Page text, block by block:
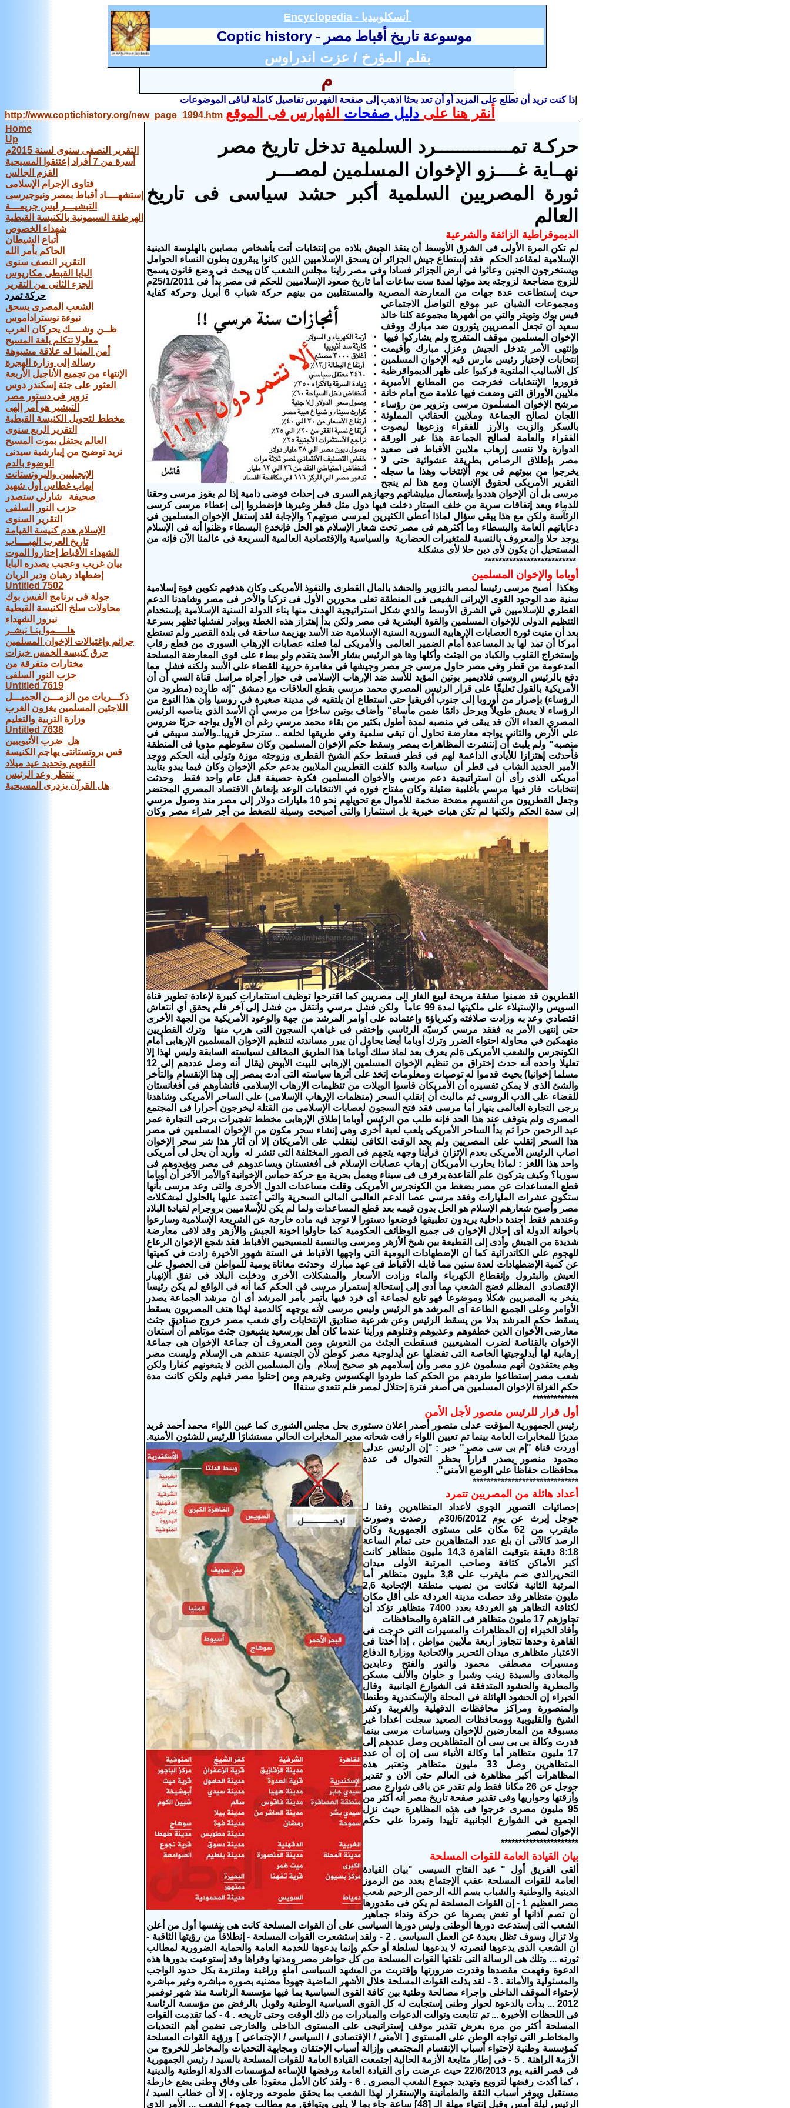
Encyclopedia - أنسكلوبيديا
موسوعة تاريخ أقباط مصر-
Coptic history
بقلم المؤرخ / عزت اندراوس
م
ذا كنت تريد أن تطلع على المزيد أو أن تعد بحثا اذهب إلى صفحة الفهرس تفاصيل كاملة لباقى الموضوعات
أنقر هنا على دليل صفحات الفهارس فى الموقع http://www.coptichistory.org/new_page_1994.htm
Home
Up
التقرير النصفى سنوى لسنة 2015م
أسرة من 7 أفراد إعتنقوا المسيحية
القزم الجالس
فتاوى الإجرام الإسلامى
إستشهــــاد أقباط بمصر ونيوجيرسى
التبشيـــر ليس جريمـــة
الهرطقة السيمونية بالكنيسة القبطية
شهداء الخصوص
أتباع الشيطان
الحاكم بأمر الله
التقرير النصف سنوى
البابا القبطى مكاريوس
الجزء الثانى من التقرير
حركة تمرد
الشعب المصرى يسحق
نبوءة نوستراداموس
ظــن وشــــك يحركان الغرب
معلولا تتكلم بلغة المسيح
أمن المنيا له علاقة مشبوهة
رسالة إلى وزارة الهجرة
الإنتهاء من تجميع الأناجيل الأربعة
العثور على جثة إسكندر دوس
تزوير فى دستور مصر
التبشير هو أمر إلهى
مخطط لتحويل الكنيسة القبطية
التقرير الربع سنوى
العالم يحتفل بموت المسيح
نريد توضيح من إيبارشية سيدنى
الوضوء بالدم
الإنجيليين والبروتستانت
إيهاب غطاس أول شهيد
صحيفة ‫ شارلي ستصدر
حزب النور السلفى
التقرير السنوى
الإسلام هدم كنيسة القيامة
تاريخ العرب الهبــــاب
الشهداء الأقباط إختاروا الموت
بيان غريب وعجيب يصدره البابا
إضطهاد رهبان ودير الريان
Untitled 7502
جولة فى برنامج الفيس بوك
محاولات سلخ الكنيسة القبطية
نيروز الشهداء
هلــــموا بنـا نبشـر
جرائم وإغتيالات الإخوان المسلمين
حرق كنيسة الخمس خبزات
مختارات متفرقة من
حزب النور السلفى
Untitled 7619
ذكـــريات من الزمـــن الجميـــل
اللاجئين المسلمين يغزون الغرب
وزارة التربية والتعليم
Untitled 7638
هل ضرب الأثيوبيين
قس بروتستانتى يهاجم الكنيسة
التقويم وتحديد عيد ميلاد
ننتظر وعد الرئيس
هل القرآن يزدرى المسيحية
حركـة تمــــــــــــــرد السلمية تدخل تاريخ مصر
نهــاية غــــزو الإخوان المسلمين لمصـــر
ثورة المصريين السلمية أكبر حشد سياسى فى تاريخ
العالم
الديموقراطية الزائفة والشرعية
لم تكن المرة الأولى فى الشرق الأوسط أن ينقذ الجيش بلاده من إنتخابات أتت يأشخاص مصابين بالهلوسة الدينية
الإسلامية لمقاعد الحكم فقد إستطاع جيش الجزائر أن يسحق الإسلاميين الذين كانوا يبقرون بطون النساء الحوامل
ويستخرجون الجنين وعاثوا فى أرض الجزائر فسادا وفى مصر راينا مجلس الشعب كان يبحث فى وضع قانون يسمح
للزوج مضاجعة لزوجته بعد موتها لمدة ست ساعات أما تاريخ صعود الإسلاميين للحكم فى مصر بدأ فى 25/1/2011م
حيث إستطاعت عدة جهات من المعارضة المصرية والمستقليين من بينهم حركة شباب 6 أبريل وحركة كفاية
ومجموعات الشبان عبر
موقع التواصل الاجتماعي
فيس بوك وتويتر والتي من أشهرها مجموعة كلنا خالد
سعيد أن تجعل المصريين يثورون ضد مبارك ووقف
الإخوان المسلمين موقف المتفرج ولم يشاركوا فيها
وإنتهى الأمر بتدخل الجيش وعزل مبارك وأقيمت
إنتخابات لإختيار رئيس مارس فيه ألإخوان المسلمين
كل الأساليب الملتوية فركبوا على ظهر الديمواقرظية
فزوروا الإنتخابات فخرجت من المطابع الأميرية
ملايين الأوراق التى وضعت فيها علامة صح أمام خانة
مرشح الإخوان المسلمون مرسى وتزوير من رؤساء
اللجان لصالح الجماعة وملايين الحقائب المملوئة
بالسكر والزيت والأرز للفقراء وزعوها ليصوت
الفقراء والعامة لصالح الجماعة هذا غير الورقة
الدوارة ولا ننسى إرهاب ملايين الأقباط فى صعيد
مصر بإطلاق الرصاص بطريقة عشوائية حتى لا
يخرجوا من بيوتهم فى يوم ألإنتخاب وهذا ما سجله
التقرير الأمريكى لحقوق الإنسان ومع هذا لم ينجح
مرسى بل أن ألإخوان هددوا يإستعمال ميليشاتهم وجهازهم السرى فى إحداث فوضى دامية إذا لم يفوز مرسى وحقنا
للدماء وبعد إتفاقات سرية من خلف الستار دخلت فيها دول مثل قطر وغيرها فإضطروا إلى إعطاء مرسى كرسى
الرئآسة ولكن مع هذا يبقى سؤال لماذا أعطى الكثيرين لمرسى صوتهم؟ والإجابة لقد إستغل الإخوان المسلمين فى
دعاياتهم العامة والبسطاء وما أكثرهم فى مصر تحت شعار الإسلام هو الحل فإنخدع البسطاء وظنوا أنه فى الإسلام
يوجد حلا والمعروف بالنسبة للمتغيرات الحضارية والسياسية والإقتصادية العالمية السريعة فى عالمنا الآن فإنه من
المستحيل أن يكون لأى دين حلا لأى مشكلة
**************************
أوباما والإخوان المسلمين
وهكذا أصبح مرسى رئيسا لمصر بالتزوير والحشد بالمال القطرى والنفوذ الأمريكى وكان هدفهم تكوين قوة إسلامية
سنية ضد الوجود القوى الإيرانى الشيعى فى المنطقة تعلى محورين الأول فى تركيا والأخر فى مصروشاهدنا الدعم
القطري للإسلاميين في الشرق الأوسط والذي شكل استراتيجية الهدف منها بناء الدولة السنية الإسلامية بإستخدام
التنظيم الدولى للإخوان المسلمين والقوة البشرية فى مصرولكن بدأ إهتزاز هذه الخطة وبوادر لفشلها تظهر بسرعة
بعد أن منيت ثورة العصابات الإرهابية السورية السنية الإسلامية ضد الأسد بهزيمة ساحقة فى بلدة القصير ولم تستطع
أمركا أن تمد لها يد المساعدة أمام الضمير العالمى والأمريكى لما فعلته عصابات الإرهاب السورى من قطع رقاب
وإستخراج القلوب والكباد من الجثث وأكلها وها هو الرئيس بشار الأسد يتقدم ولو ببطء على قوى المعارضة المسلحة
المدعومة من قطر وفى مصر حاول مرسى جر مصر وجيشها فى مغامرة حربية للقضاء على الأسد ولكنه فشل مما
دفع بالرئيس الروسى فلاديمير بوتين المؤيد للأسد ضد الإرهاب الإسلامى فى حوار أجراه مراسل قناة السي أن أن
الأمريكية بالقول تعليقًا على قرار الرئيس المصري محمد مرسي بقطع العلاقات مع دمشق "إنه طارده (مطرود من
الرؤساء) بإصرار من أوروبا إلى جنوب أفريقيا حتى استطاع أن يلتقيه في مدينة صغيرة في روسيا وأن هذا النوع من
الرؤساء لا يعيش طويلاً ويرحل دائمًا ضمن مأساة" وأضاف بوتين ساخرًا من مرسي أن الأسد الذي يناصبه الرئيس
المصري العداء الآن قد يبقى في منصبه لمدة أطول بكثير من بقاء محمد مرسي رغم أن الأول يواجه حربًا ضروس
على الأرض والثاني يواجه معارضة تحاول أن تبقى سلمية وفي طريقها لخلعه .. سترحل قريبا..والأسد سيبقى فى
منصبه" ولم يلبث أن إنتشرت المظاهرات بمصر وسقط حكم الإخوان المسلمين وكان سقوطهم مدويا فى المنطقة
فأحدثت إهتزازا للأيادى الداعمة لهم فى قطر فسقط حكم الشيخ القطرى وزوجته موزة وتولى أبنه الحكم ووجد
الأمير الجديد الشاب فى قطر أن سياسة والدة كلفت القطريين الملايين بدعم حكم الإخوان وكان فيما يبدو بتأييد
أمريكى الذى رأى أن استراتيجية دعم مرسي والأخوان المسلمين فكرة حصيفة قبل عام واحد فقط وحدثت
إنتخابات فاز فيها مرسي بأغلبية ضئيلة وكان مفتاح فوزه في الانتخابات الوعد بإنعاش الاقتصاد المصري المحتضر
وجعل القطريون من أنفسهم مضخة ضخمة للأموال مع تحويلهم نحو 10 مليارات دولار إلى مصر منذ وصول مرسي
إلى سدة الحكم ولكنها لم تكن هبات خيرية بل استثمارا والتى أصبحت وسيلة للضغط من أجر شراء مصر وكان
القطريون قد ضمنوا صفقة مربحة لبيع الغاز الى مصريين كما اقترحوا توظيف استثمارات كبيرة لإعادة تطوير قناة
السويس والإستيلاء على ملكيتها لمدة 99 عاماً ولكن فشل مرسي وانتقل من فشل إلى آخر فلم يحقق أي انتعاش
اقتصادي وعد به وزادت صلافته وكبرياؤة وإعتماده على أوامر المرشد من جهة والوعود الأمريكية من الجهة الأخرى
حتى إنتهى الأمر به ففقد مرسي كرسيّه الرئاسي وإختفى فى غياهب السجون التى هرب منها وترك القطريين
منهمكين في محاولة احتواء الضرر وترك أوباما أيضا يحاول أن يبرر مساندته لتنظيم الإخوان المسلمين الإرهابى أمام
الكونجرس والشعب الأمريكى ةلم يعرف بعد لماذ سلك أوباما هذا الطريق المخالف لسياسته السابقة وليس لهذا إلا
تعليلا واحده أنه حدث إختراق من تنظيم الإخوان المسلمين الإرهابى للبيت الأبيض (يقال أنه وصل عددهم إلى 12
مسلما إخوانيا) بحيث قدموا له توصيات ومعلومات إتخذ على أثرها سياسته التى أدت بمصر إلى هذا الإنقسام والتأخر
والشئ الذى لا يمكن تفسيره أن الأمريكان قاسوا الويلات من تنظيمات الإرهاب الإسلامى فأنشأوهم فى أفغانستان
للقضاء على الدب الروسى ثم مالبث أن إنقلب السحر (منظمات الإرهاب الإسلامى) على الساحر الأمريكى وشاهدنا
برجى التجارة العالمى ينهار أما مرسى فقد فتح السجون لعصابات الإسلامى من القتلة ليخرجون أحرارا فى المجتمع
المصرى ولم يتوقف عند هذا الحد فإنه طلب من الرئيس أوباما إطلاق الإرهابى مخطط تفجيرات برجى التجارة عمر
عبد الرحمن حرا ثم بدأ الساحر الأمريكى يلعب لعبة أخرى وهى إنشاء سحر مكون من الإخوان المسلمين فى مصر
هذا السحر إنقلب على المصريين ولم يجد الوقت الكافى لينقلب على الأمريكان إلا أن آثار هذا شر سحر الإخوان
اصاب الرئيس الأمريكى بعدم الإتزان فرأينا وجهه يتجهم فى الصور المختلفة التى تنشر له وأريد أن يحل لى أمريكى
واحد هذا اللغز : لماذا يحارب الأمريكان إرهاب عصابات الإسلام فى أفغنستان ويساعدوهم فى مصر ويؤيدوهم فى
سوريا؟ وكيف يتركون علم القاعدة يرفرف فى سيناء ويعمل بحرية مع حركة حماس الإخوانية؟والأمر الآخر أن أوباما
قطع المساعدات عن مصر بضغط من الكونجرس الأمريكى وقلت مساعدات الدول الأخرى والتى وعد مرسى بأنها
ستكون عشرات المليارات وفقد مرسى عصا الدعم العالمى المالى السحرية والتى أعتمد عليها بالحلول لمشكلات
مصر وأصبح شعارهم الإسلام هو الحل بدون قيمه بعد قطع المساعدات ولما لم يكن للإٌسلاميين بروجرام لقيادة البلاد
وعندهم فقط أجندة داخلية يريدون تطبيقها فوضعوا دستورا لا توجد فيه ماده خارجة عن الشريعة الإسلامية وسارعوا
باخوانة الدولة أى إحلال الإخوان فى جميع الوظائف الحكومية كما حاولوا اخونة الجيش والأزهر وقد لاقى معارضة
شديدة من الجيش وأدى إلى القطيعة بين شيخ ألأزهر ومرسى وبالنسبة للمسيحيين الأقباط فقد شجع الإخوان الرعاع
للهجوم على الكاتدرائية كما أن الإضطهادات اليومية التى واجهها الأقباط فى الستة شهور الأخيرة زادت فى كميتها
عن كمية الإضطهادات لعدة سنين مما قابله الأقباط فى عهد مبارك وحدثت معاناة يومية للمواطن فى الحصول على
العيش والبترول وإنقطاع الكهرباء والماء وزادت الأسعار والمشكلات الأخرى ودخلت البلاد فى نفق ألإنهيار
الإقتصادى المظلم فضج الشعب مما أدى إلى إستحالة إستمرار مرسى فى الحكم كما أنه فى الواقع لم يكن رئيسا
يفخر به المصريين شكلا وموضوعاً فهو تابع لجماعة أى فرد فيها يأتمر بأمر المرشد أى أن مرشد الجماعة يصدر
الأوامر وعلى الجميع الطاعة أى المرشد هو الرئيس وليس مرسى لأنه يوجهه كالدمية لهذا هتف المصريون يسقط
يسقط حكم المرشد بدلا من يسقط الرئيس وعن شرعية صناديق الإنتخابات رأى شعب مصر خروج صناديق جثث
معارضى الأخوان الذين خطفوهم وعذبوهم وقتلوهم ورأينا عندما كان أهل بورسعيد يشيعون جثث موتاهم أن أستعان
الإخوان بالقناصة لضرب المشيعيين فسقطت الجثث من النعوش ومن المعروف أن جماعة الإخوان هى جماعة
إرهابية لها أيدلوجيتها الخاصة التى تفضلها عن أيدلوجية مصر كوطن لأن الجنسية عندهم هى الإسلام وليست مصر
وهم يعتقدون أنهم مسلمون غزو مصر وأن إسلامهم هو صحيح إسلام وأن المسلمين الذين لا يتبعونهم كفارا ولكن
شعب مصر إستطاعوا طردهم من الحكم كما طردوا الهكسوس وغيرهم ومن إحتلوا مصر قبلهم ولكن كانت مدة
حكم الغزاة الإخوان المسلمين هى أصغر فترة إحتلال لمصر فلم تتعدى سنة!!
*************
أول قرار للرئيس منصور لأجل الأمن
رئيس الجمهورية المؤقت عدلى منصور
صدر اعلان دستورى بحل مجلس الشورى كما عيين اللواء محمد أحمد فريد
مديرًا للمخابرات العامة بينما تم تعيين اللواء رأفت شحاته مدير المخابرات الحالي مستشارًا للرئيس للشئون الأمنية.
أوردت قناة "إم بى سى مصر" خبر : "إن الرئيس عدلى
محمود منصور يصدر قراراً بحظر التجوال فى عدة
محافظات حفاظاً على الوضع الأمنى".
******************************
أعداد هائلة من المصريين تتمرد
إحصائيات التصوير الجوى لأعداد المتظاهرين وفقا لـ
جوجل إيرث عن يوم 30/6/2012م
رصدت وصورت
مايقرب من 62 مكان على مستوى الجمهورية
وكان
الرصد كالآتى أن بلغ عدد المتظاهرين حتى تمام الساعة
8:18 دقيقة بتوقيت القاهرة 14,3 مليون متظاهر
كانت
أكبر الأماكن كثافة وصاحب المرتبة الأولى ميدان
التحريرالذى ضم مايقرب على 3,8 مليون متظاهر
أما
المرتبة الثانية فكانت من نصيب منطقة الإتحادية 2,6
مليون متظاهر وقد حصلت مدينة الغردقة على أقل مكان
لكثافة التظاهر هو الغردقة بعدد 7400 متظاهر
تؤكد أن
تجاوزهم 17 مليون متظاهر فى القاهرة والمحافظات
وأفاد الخبراء إن المظاهرات والمسيرات التى خرجت فى
القاهرة وحدها تتجاوز أربعة ملايين مواطن ، إذا أخذنا فى
الاعتبار متظاهرى ميدان التحرير والاتحادية ووزارة الدفاع
ومسيرات مصطفى محمود والنور والفتح وعابدين
والمعادى والسيدة زينب وشبرا و حلوان والألف مسكن
والمطرية والحشود المتدفقة فى الشوارع الجانبية
وقال
الخبراء إن الحشود الهائلة فى المحلة والإسكندرية وطنطا
والمنصورة ومراكز محافظات الدقهلية والغربية وكفر
الشيخ والقليوبية وومحافظات الصعيد سجلت أعدادا غير
مسبوقة من المعارضين للإخوان وسياسات مرسى بينما
قدرت وكالة بى بى سى أن المتظاهرين وصل عددهم إلى
17 مليون متظاهر أما وكالة
الأنباء سى إن إن أن عدد
المتظاهرين وصل 33 مليون متظاهر وتعتبر هذه
المظاهرات أكبر مظاهرة فى العالم حتى الان و تقدير
جوجل عن 26 مكانا فقط ولم تقدر عن باقى شوارع مصر
وأزقتها وحواريها وفى تقدير صفحة تاريخ مصر أنه أكثر من
95 مليون مصرى خرجوا فى هذه المظاهرة حيث نزل
الجميع فى الشوارع الجانبية تأييدا وتمردا على حكم
الإخوان لمصر
**********************
بيان القيادة العامة للقوات المسلحة
ألقى الفريق أول " عبد الفتاح السيسى "بيان القيادة
العامة للقوات المسلحة عقب الإجتماع بعدد من الرموز
الدينية والوطنية والشباب بسم الله الرحمن الرحيم شعب
مصر العظيم 1 - إن القوات المسلحة لم يكن فى مقدورها
أن تصم آذانها أو تغض بصرها عن حركة ونداء جماهير
الشعب التى إستدعت دورها الوطنى وليس دورها السياسى على أن القوات المسلحة كانت هى بنفسها أول من أعلن
ولا تزال وسوف تظل بعيدة عن العمل السياسى . 2 - ولقد إستشعرت القوات المسلحة - إنطلاقاً من رؤيتها الثاقبة -
أن الشعب الذى يدعوها لنصرته لا يدعوها لسلطة أو حكم وإنما يدعوها للخدمة العامة والحماية الضرورية لمطالب
ثورته ... وتلك هى الرسالة التى تلقتها القوات المسلحة من كل حواضر مصر ومدنها وقراها وقد إستوعبت بدورها هذه
الدعوة وفهمت مقصدها وقدرت ضرورتها وإقتربت من المشهد السياسى آمله وراغبة وملتزمة بكل حدود الواجب
والمسئولية والأمانة . 3 - لقد بذلت القوات المسلحة خلال الأشهر الماضية جهوداً مضنيه بصوره مباشره وغير مباشره
لإحتواء الموقف الداخلى وإجراء مصالحة وطنية بين كافة القوى السياسية بما فيها مؤسسة الرئاسة منذ شهر نوفمبر
2012 ... بدأت بالدعوة لحوار وطنى إستجابت له كل القوى السياسية الوطنية وقوبل بالرفض من مؤسسة الرئاسة
فى اللحظات الأخيرة ... تم تتابعت وتوالت الدعوات والمبادرات من ذلك الوقت وحتى تاريخه . 4 - كما تقدمت القوات
المسلحة أكثر من مره بعرض تقدير موقف إستراتيجى على المستوى الداخلى والخارجى تضمن أهم التحديات
والمخاطـر التى تواجه الوطن على المستوى [ الأمنى / الإقتصادى / السياسى / الإجتماعى ] ورؤية القوات المسلحة
كمؤسسة وطنية لإحتواء أسباب الإنقسام المجتمعى وإزالة أسباب الإحتقان ومجابهة التحديات والمخاطر للخروج من
الأزمة الراهنة . 5 - فى إطار متابعة الأزمة الحالية إجتمعت القيادة العامة للقوات المسلحة بالسيد / رئيس الجمهورية
فى قصر القبه يوم 22/6/2013 حيث عرضت رأى القيادة العامة ورفضها للإساءة لمؤسسات الدولة الوطنية والدينية
، كما أكدت رفضها لترويع وتهديد جموع الشعب المصرى . 6 - ولقد كان الأمل معقوداً على وفاق وطنى يضع خارطة
مستقبل ويوفر أسباب الثقة والطمأنينة والإستقرار لهذا الشعب بما يحقق طموحه ورجاؤه ، إلا أن خطاب السيد /
الرئيس ليلة أمس وقبل إنتهاء مهلة الـ [48] ساعة جاء بما لا يلبى ويتوافق مع مطالب جموع الشعب ... الأمر الذى